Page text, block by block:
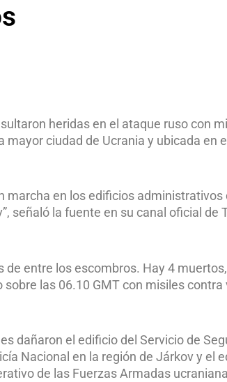
heridas en el ataque ruso con
ciudad de Ucrania y ubicada en
marcha en los edificios administrativos
señaló la fuente en su canal oficial de
entre los escombros. Hay 4 muertos,
las 06.10 GMT con misiles contra
dañaron el edificio del Servicio de
Nacional en la región de Járkov y el
de las Fuerzas Armadas